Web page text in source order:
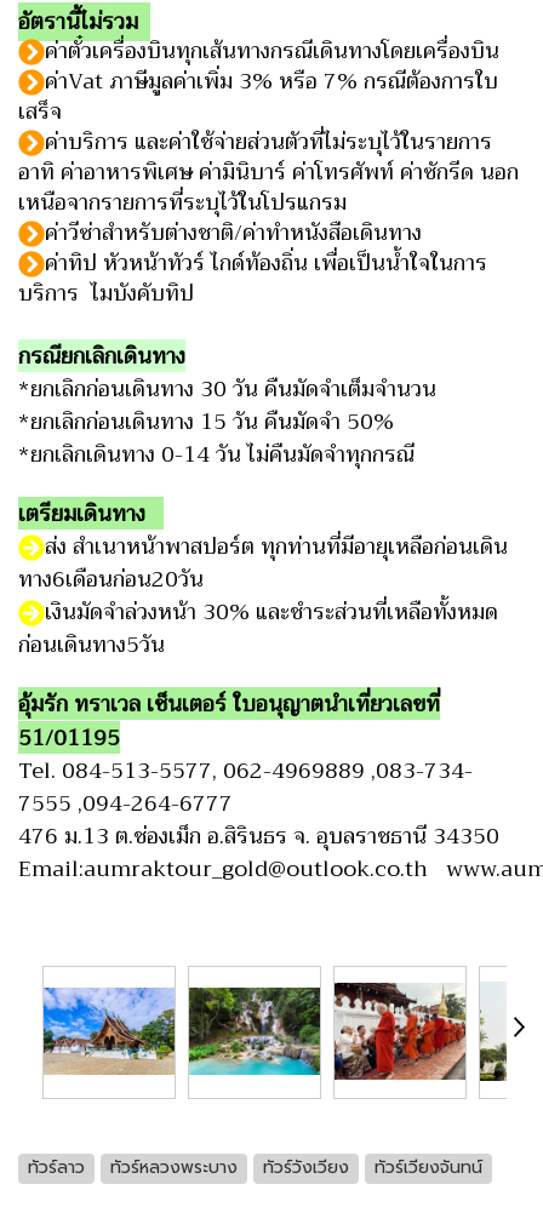
อัตรานี้ไม่รวม
ค่าตั๋วเครื่องบินทุกเส้นทางกรณีเดินทางโดยเครื่องบิน
ค่าVat ภาษีมูลค่าเพิ่ม 3% หรือ 7% กรณีต้องการใบ
เสร็จ
ค่าบริการ และค่าใช้จ่ายส่วนตัวที่ไม่ระบุไว้ในรายการ
อาทิ ค่าอาหารพิเศษ ค่ามินิบาร์ ค่าโทรศัพท์ ค่าซักรีด นอก
เหนือจากรายการที่ระบุไว้ในโปรแกรม
ค่าวีซ่าสำหรับต่างชาติ/ค่าทำหนังสือเดินทาง
ค่าทิป หัวหน้าทัวร์ ไกด์ท้องถิ่น เพื่อเป็นน้ำใจในการ
บริการ ไมบังคับทิป
กรณียกเลิกเดินทาง
*ยกเลิกก่อนเดินทาง 30 วัน คืนมัดจำเต็มจำนวน
*ยกเลิกก่อนเดินทาง 15 วัน คืนมัดจำ 50%
*ยกเลิกเดินทาง 0-14 วัน ไม่คืนมัดจำทุกกรณี
เตรียมเดินทาง
ส่ง สำเนาหน้าพาสปอร์ต ทุกท่านที่มีอายุเหลือก่อนเดิน
ทาง6เดือนก่อน20วัน
เงินมัดจำล่วงหน้า 30% และชำระส่วนที่เหลือทั้งหมด
ก่อนเดินทาง5วัน
อุ้มรัก ทราเวล เซ็นเตอร์ ใบอนุญาตนำเที่ยวเลขที่
51/01195
Tel. 084-513-5577, 062-4969889 ,083-734-
7555 ,094-264-6777
476 ม.13 ต.ช่องเม็ก อ.สิรินธร จ. อุบลราชธานี 34350
Email:aumraktour_gold@outlook.co.th
ทัวร์ลาว ทัวร์หลวงพระบาง ทัวร์วังเวียง ทัวร์เวียงจันทน์